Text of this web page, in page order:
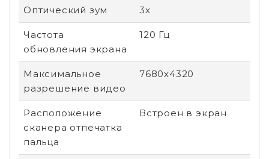
Оптический зум 3х
Частота
обновления экрана
120 Гц
Максимальное
разрешение видео
7680x4320
Расположение
сканера отпечатка
пальца
Встроен в экран